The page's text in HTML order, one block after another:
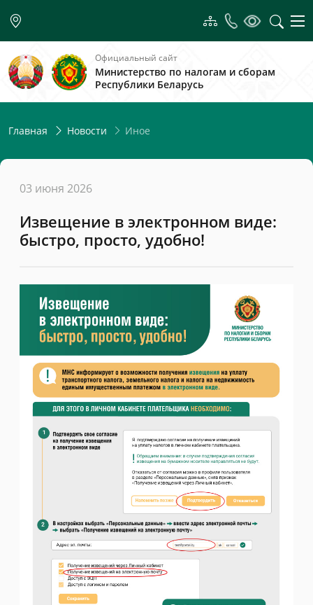
Официальный сайт
Министерство по налогам и сборам
Республики Беларусь
Главная Новости Иное
03 июня 2026
Извещение в электронном виде:
быстро, просто, удобно!